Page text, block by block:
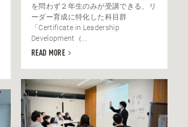
を問わず２年生のみが受講できる、リ
ーダー育成に特化した科目群
「Certificate in Leadership
Development（...
READ MORE